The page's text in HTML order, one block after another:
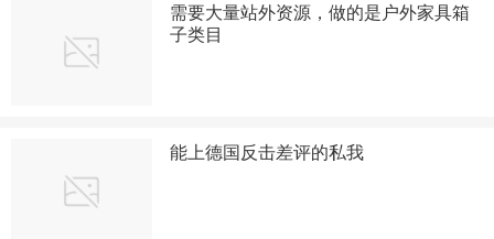
需要大量站外资源，做的是户外家具箱
子类目
能上德国反击差评的私我